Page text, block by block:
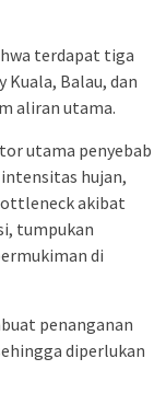
terdapat tiga
Kuala, Balau, dan
aliran utama.
utama penyebab
hujan,
akibat
tumpukan
di
penanganan
diperlukan